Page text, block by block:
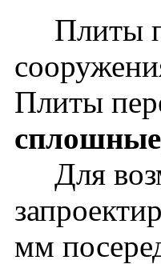
Плиты
Плиты
сплошные
Для
мм